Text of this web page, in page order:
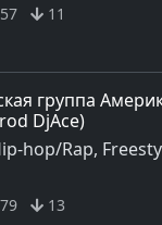
57 11
группа
DjAce)
hop/Rap,
79 13